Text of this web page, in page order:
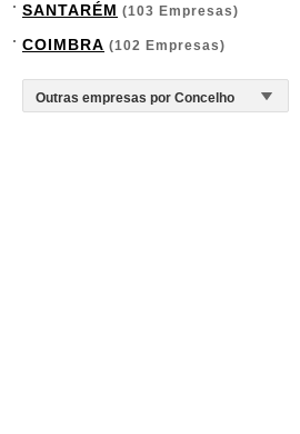
SANTARÉM (103 Empresas)
COIMBRA (102 Empresas)